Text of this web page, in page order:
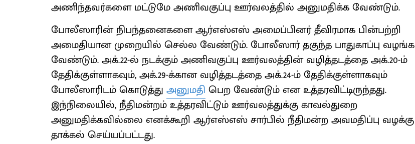
அணிந்தவர்களை மட்டுமே அணிவகுப்பு ஊர்வலத்தில் அனுமதிக்க வேண்டும்.
போலீஸாரின் நிபந்தனைகளை ஆர்எஸ்எஸ் அமைப்பினர் தீவிரமாக பின்பற்றி
அமைதியான முறையில் செல்ல வேண்டும். போலீஸார் தகுந்த பாதுகாப்பு வழங்க
வேண்டும். அக்.22-ல் நடக்கும் அணிவகுப்பு ஊர்வலத்தின் வழித்தடத்தை அக்.20-ம்
தேதிக்குள்ளாகவும், அக்.29-க்கான வழித்தடத்தை அக்.24-ம் தேதிக்குள்ளாகவும்
போலீஸாரிடம் கொடுத்து அனுமதி பெற வேண்டும் என உத்தரவிட்டிருந்தது.
இந்நிலையில், நீதிமன்றம் உத்தரவிட்டும் ஊர்வலத்துக்கு காவல்துறை
அனுமதிக்கவில்லை எனக்கூறி ஆர்எஸ்எஸ் சார்பில் நீதிமன்ற அவமதிப்பு வழக்கு
தாக்கல் செய்யப்பட்டது.